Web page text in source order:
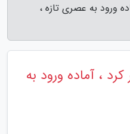
ورود به عصری تازه ،
کرد ، آماده ورود به